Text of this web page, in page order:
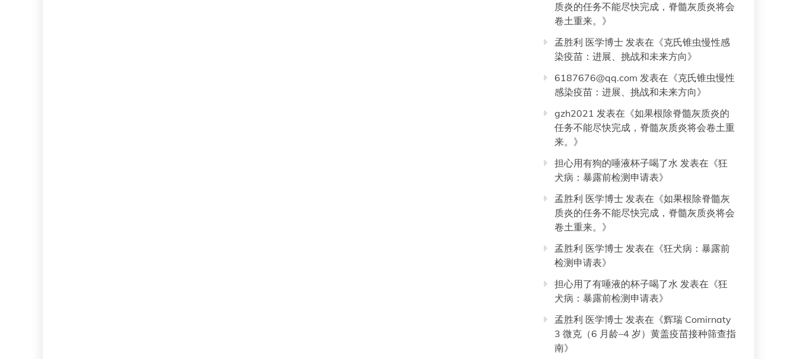
质炎的任务不能尽快完成，脊髓灰质炎将会
卷土重来。 》
孟胜利 医学博士 发表在《克氏锥虫慢性感
染疫苗：进展、挑战和未来方向》
6187676@qq.com 发表在《克氏锥虫慢性
感染疫苗：进展、挑战和未来方向》
gzh2021 发表在《如果根除脊髓灰质炎的
任务不能尽快完成，脊髓灰质炎将会卷土重
来。 》
担心用有狗的唾液杯子喝了水 发表在《狂
犬病：暴露前检测申请表》
孟胜利 医学博士 发表在《如果根除脊髓灰
质炎的任务不能尽快完成，脊髓灰质炎将会
卷土重来。 》
孟胜利 医学博士 发表在《狂犬病：暴露前
检测申请表》
担心用了有唾液的杯子喝了水 发表在《狂
犬病：暴露前检测申请表》
孟胜利 医学博士 发表在《辉瑞 Comirnaty
3 微克（6 月龄–4 岁）黄盖疫苗接种筛查指
南》